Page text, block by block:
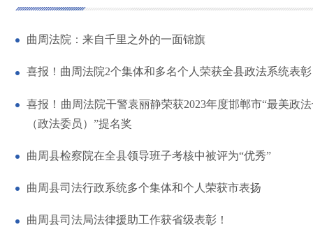
曲周法院：来自千里之外的一面锦旗
喜报！曲周法院2个集体和多名个人荣获全县政法系统表彰
喜报！曲周法院干警袁丽静荣获2023年度邯郸市“最美政
（政法委员）”提名奖
曲周县检察院在全县领导班子考核中被评为“优秀”
曲周县司法行政系统多个集体和个人荣获市表扬
曲周县司法局法律援助工作获省级表彰！